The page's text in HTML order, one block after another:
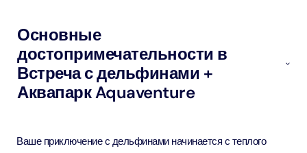
Основные
достопримечательности в
Встреча с дельфинами +
Аквапарк Aquaventure
Ваше приключение с дельфинами начинается с теплого